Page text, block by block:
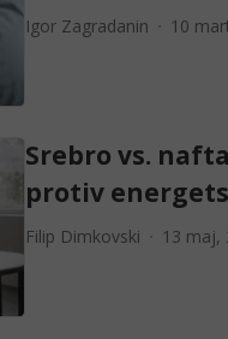
Igor Zagradanin 10
Srebro vs.
protiv
Filip Dimkovski 13 maj,